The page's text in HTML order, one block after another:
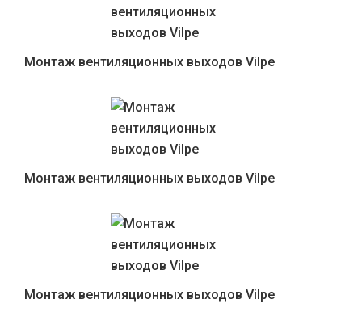
Монтаж вентиляционных выходов Vilpe
Монтаж вентиляционных выходов Vilpe
Монтаж вентиляционных выходов Vilpe